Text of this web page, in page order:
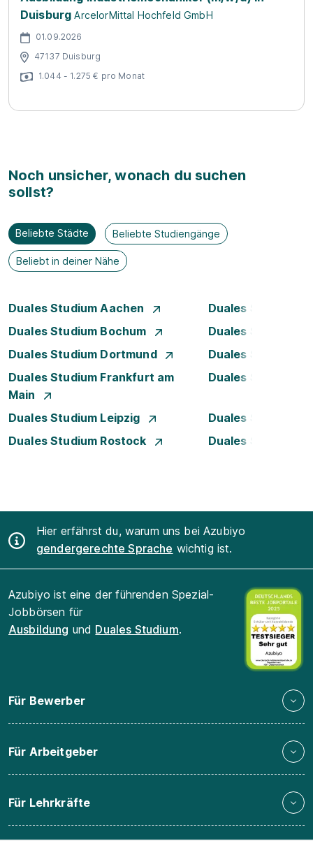
Duisburg ArcelorMittal Hochfeld GmbH
01.09.2026
47137 Duisburg
1.044 - 1.275 € pro Monat
Noch unsicher, wonach du suchen
sollst?
Beliebte Städte Beliebte Studiengänge
Beliebt in deiner Nähe
Duales Studium Aachen
Duales Studium
Duales Studium Bochum
Duales Studium
Duales Studium Dortmund
Duales Studium
Duales Studium Frankfurt am
Main
Duales Studium
Duales Studium Leipzig
Duales Studium
Duales Studium Rostock
Duales Studium
Hier erfährst du, warum uns bei Azubiyo
gendergerechte Sprache wichtig ist.
Azubiyo ist eine der führenden Spezial-
Jobbörsen für
Ausbildung und Duales Studium.
Für Bewerber
Für Arbeitgeber
Für Lehrkräfte